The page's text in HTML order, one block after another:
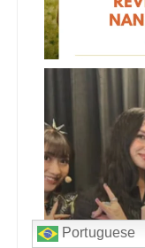
Portuguese